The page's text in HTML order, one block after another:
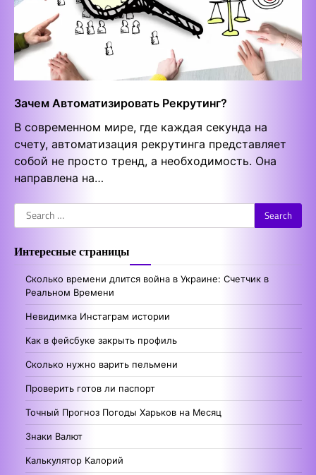
Зачем Автоматизировать Рекрутинг?
В современном мире, где каждая секунда на
счету, автоматизация рекрутинга представляет
собой не просто тренд, а необходимость. Она
направлена на…
Search
for:
Интересные страницы
Сколько времени длится война в Украине: Счетчик в
Реальном Времени
Невидимка Инстаграм истории
Как в фейсбуке закрыть профиль
Сколько нужно варить пельмени
Проверить готов ли паспорт
Точный Прогноз Погоды Харьков на Месяц
Знаки Валют
Калькулятор Калорий